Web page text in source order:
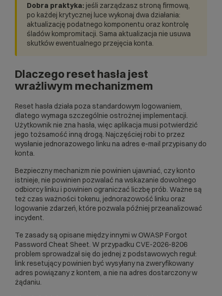
Dobra praktyka: jeśli zarządzasz stroną firmową,
po każdej krytycznej luce wykonaj dwa działania:
aktualizację podatnego komponentu oraz kontrolę
śladów kompromitacji. Sama aktualizacja nie usuwa
skutków ewentualnego przejęcia konta.
Dlaczego reset hasła jest
wrażliwym mechanizmem
Reset hasła działa poza standardowym logowaniem,
dlatego wymaga szczególnie ostrożnej implementacji.
Użytkownik nie zna hasła, więc aplikacja musi potwierdzić
jego tożsamość inną drogą. Najczęściej robi to przez
wysłanie jednorazowego linku na adres e-mail przypisany do
konta.
Bezpieczny mechanizm nie powinien ujawniać, czy konto
istnieje, nie powinien pozwalać na wskazanie dowolnego
odbiorcy linku i powinien ograniczać liczbę prób. Ważne są
też czas ważności tokenu, jednorazowość linku oraz
logowanie zdarzeń, które pozwala później przeanalizować
incydent.
Te zasady są opisane między innymi w OWASP Forgot
Password Cheat Sheet. W przypadku CVE-2026-8206
problem sprowadzał się do jednej z podstawowych reguł:
link resetujący powinien być wysyłany na zweryfikowany
adres powiązany z kontem, a nie na adres dostarczony w
żądaniu.